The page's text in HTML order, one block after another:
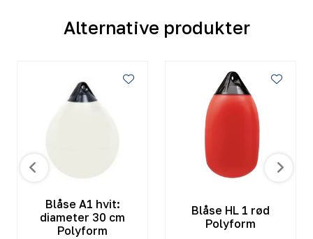
Alternative produkter
Blåse A1 hvit:
diameter 30 cm
Polyform
Blåse HL 1 rød
Polyform